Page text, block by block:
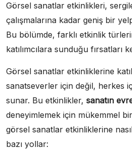
Görsel sanatlar etkinlikleri,
çalışmalarına kadar geniş bir
Bu bölümde, farklı etkinlik
katılımcılara sunduğu fırsatları
Görsel sanatlar etkinliklerine
sanatseverler için değil, herkes
sunar. Bu etkinlikler, sanatın
deneyimlemek için mükemmel
görsel sanatlar etkinliklerine
bazı yollar: